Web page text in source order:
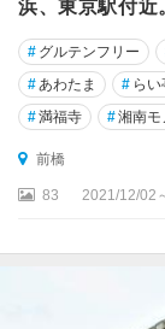
浜、東京駅付近
# グルテンフリー
# あわたま # ら
#満福寺 #湘南モ
前橋
83 2021/12/02